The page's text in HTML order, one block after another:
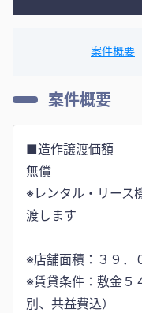
案件概要
案件概要
■造作譲渡価額
無償
※レンタル・リース
渡します
※店舗面積：３９．
※賃貸条件：敷金５
別、共益費込）